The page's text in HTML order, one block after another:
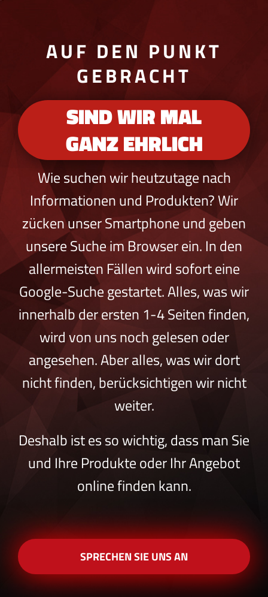
AUF DEN PUNKT
GEBRACHT
SIND WIR MAL
GANZ EHRLICH
Wie suchen wir heutzutage nach
Informationen und Produkten? Wir
zücken unser Smartphone und geben
unsere Suche im Browser ein. In den
allermeisten Fällen wird sofort eine
Google-Suche gestartet. Alles, was wir
innerhalb der ersten 1-4 Seiten finden,
wird von uns noch gelesen oder
angesehen. Aber alles, was wir dort
nicht finden, berücksichtigen wir nicht
weiter.
Deshalb ist es so wichtig, dass man Sie
und Ihre Produkte oder Ihr Angebot
online finden kann.
SPRECHEN SIE UNS AN